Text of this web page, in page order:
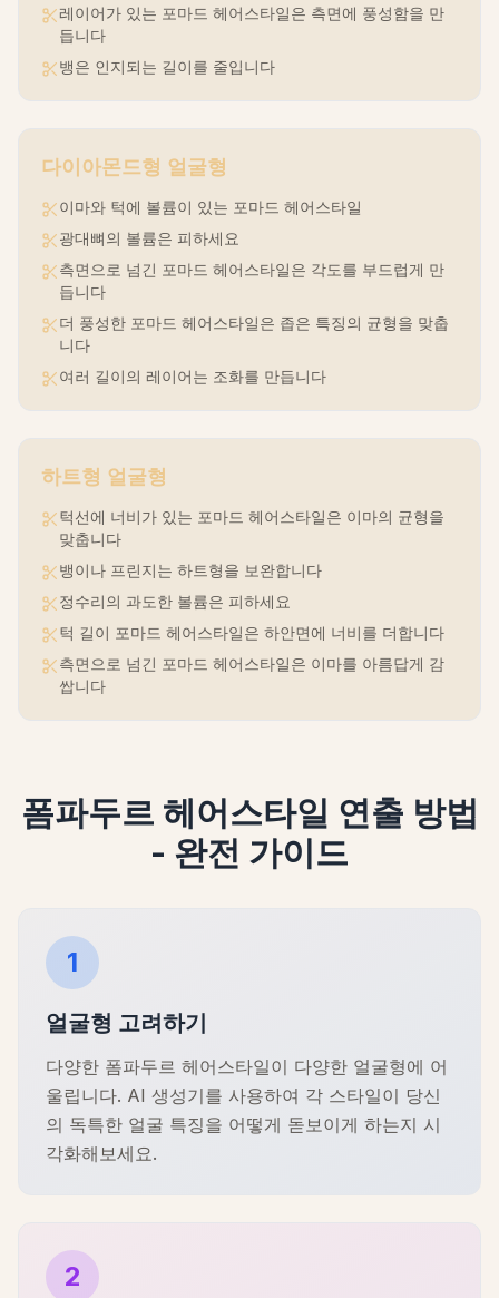
레이어가 있는 포마드 헤어스타일은 측면에 풍성함을 만
듭니다
뱅은 인지되는 길이를 줄입니다
다이아몬드형 얼굴형
이마와 턱에 볼륨이 있는 포마드 헤어스타일
광대뼈의 볼륨은 피하세요
측면으로 넘긴 포마드 헤어스타일은 각도를 부드럽게 만
듭니다
더 풍성한 포마드 헤어스타일은 좁은 특징의 균형을 맞춥
니다
여러 길이의 레이어는 조화를 만듭니다
하트형 얼굴형
턱선에 너비가 있는 포마드 헤어스타일은 이마의 균형을
맞춥니다
뱅이나 프린지는 하트형을 보완합니다
정수리의 과도한 볼륨은 피하세요
턱 길이 포마드 헤어스타일은 하안면에 너비를 더합니다
측면으로 넘긴 포마드 헤어스타일은 이마를 아름답게 감
쌉니다
폼파두르 헤어스타일 연출 방법
- 완전 가이드
1
얼굴형 고려하기
다양한 폼파두르 헤어스타일이 다양한 얼굴형에 어
울립니다. AI 생성기를 사용하여 각 스타일이 당신
의 독특한 얼굴 특징을 어떻게 돋보이게 하는지 시
각화해보세요.
2